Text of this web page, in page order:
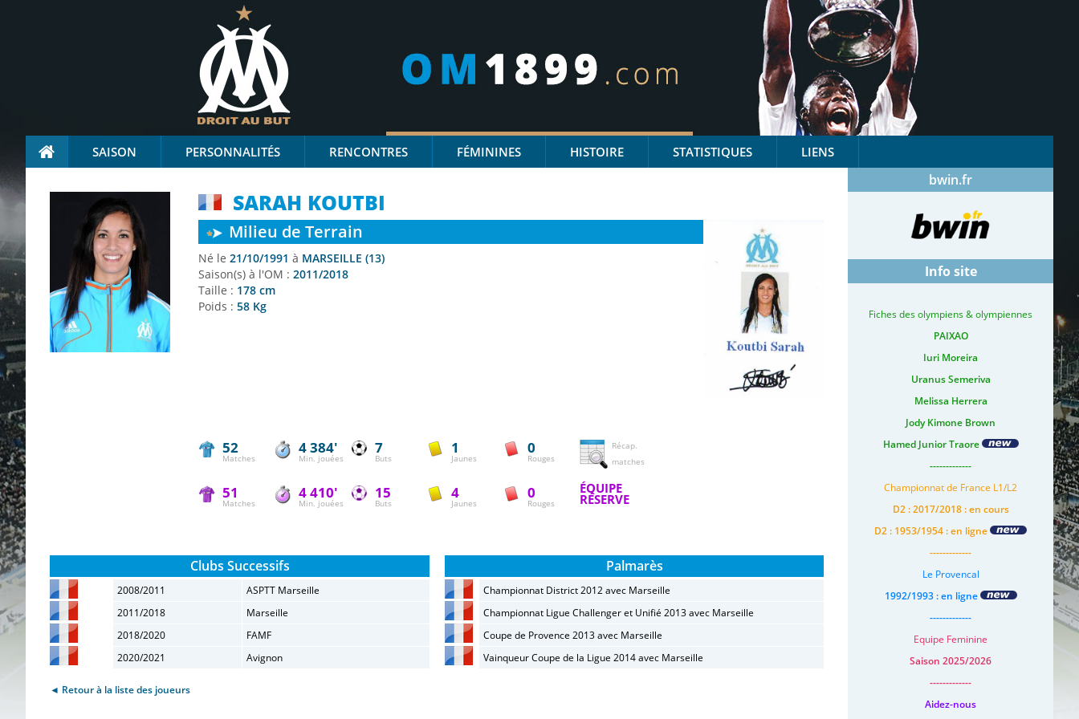
SAISON PERSONNALITÉS RENCONTRES FÉMININES HISTOIRE STATISTIQUES LIENS
SARAH KOUTBI
Milieu de Terrain
Né le 21/10/1991 à MARSEILLE (13)
Saison(s) à l'OM : 2011/2018
Taille : 178 cm
Poids : 58 Kg
52
Matches
4 384'
Min. jouées
7
Buts
1
Jaunes
0
Rouges
Récap.
matches
51
Matches
4 410'
Min. jouées
15
Buts
4
Jaunes
0
Rouges
ÉQUIPE
RÉSERVE
Clubs Successifs
2008/2011
ASPTT Marseille
2011/2018
Marseille
2018/2020
FAMF
2020/2021
Avignon
Palmarès
Championnat District 2012 avec Marseille
Championnat Ligue Challenger et Unifié 2013 avec Marseille
Coupe de Provence 2013 avec Marseille
Vainqueur Coupe de la Ligue 2014 avec Marseille
◄ Retour à la liste des joueurs
bwin.fr
Info site
Fiches des olympiens & olympiennes
PAIXAO
Iuri Moreira
Uranus Semeriva
Melissa Herrera
Jody Kimone Brown
Hamed Junior Traore
-------------
Championnat de France L1/L2
D2 : 2017/2018 : en cours
D2 : 1953/1954 : en ligne
-------------
Le Provencal
1992/1993 : en ligne
-------------
Equipe Feminine
Saison 2025/2026
-------------
Aidez-nous